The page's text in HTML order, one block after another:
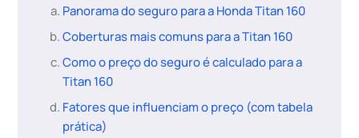
Panorama do seguro para a Honda Titan 160
Coberturas mais comuns para a Titan 160
Como o preço do seguro é calculado para a
Titan 160
Fatores que influenciam o preço (com tabela
prática)